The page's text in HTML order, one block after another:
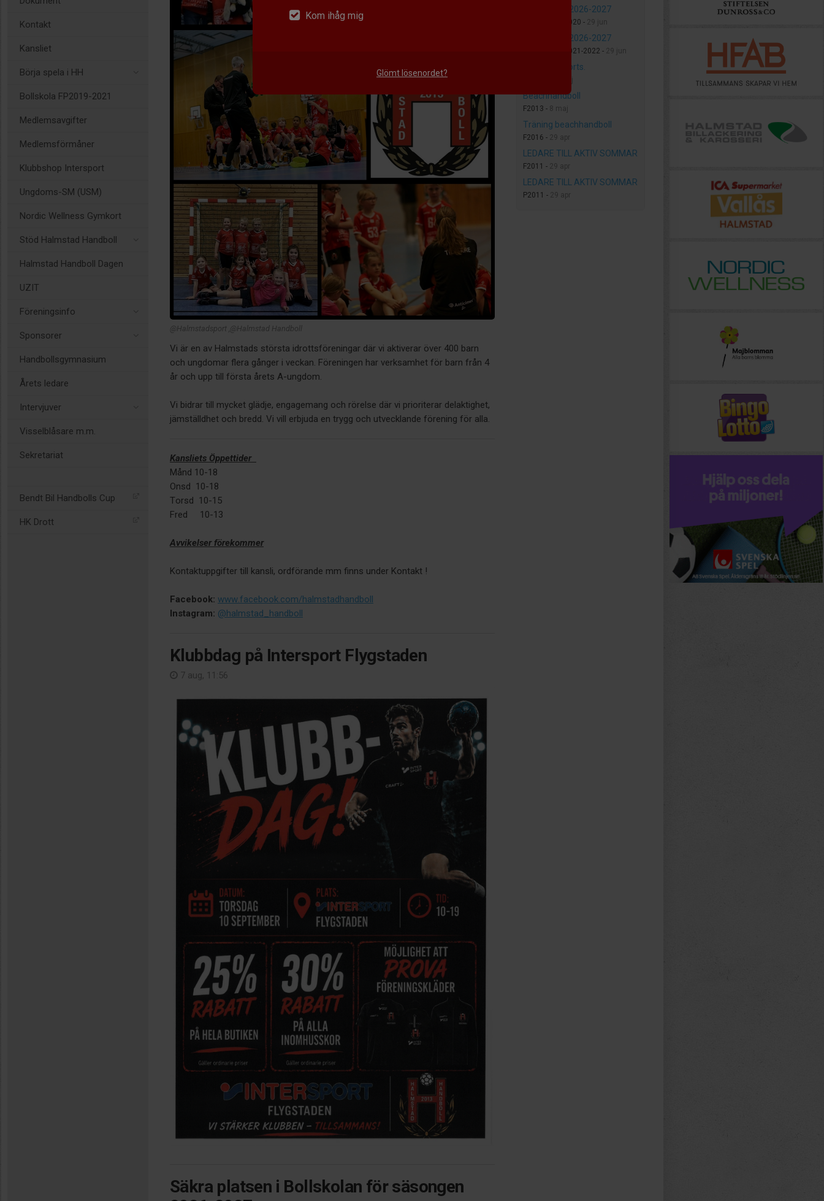
Kom ihåg mig
Glömt lösenordet?
Kontakt
Kansliet
Börja spela i HH
Bollskola FP2019-2021
Medlemsavgifter
Medlemsförmåner
Klubbshop Intersport
Ungdoms-SM (USM)
Nordic Wellness Gymkort
Stöd Halmstad Handboll
Halmstad Handboll Dagen
UZIT
Föreningsinfo
Sponsorer
Handbollsgymnasium
Årets ledare
Intervjuver
Visselblåsare m.m.
Sekretariat
Bendt Bil Handbolls Cup
HK Drott
Träningstid 2026-2027
Bollskola FP2020 - 29 jun
Träningstid 2026-2027
Bollskola FP2021-2022 - 29 jun
Saknade shorts.
Beachhandboll
F2013 - 8 maj
Träning beachhandboll
F2016 - 29 apr
LEDARE TILL AKTIV SOMMAR
F2011 - 29 apr
LEDARE TILL AKTIV SOMMAR
P2011 - 29 apr
@Halmstadsport ,@Halmstad Handboll
Vi är en av Halmstads största idrottsföreningar där vi aktiverar över 400 barn
och ungdomar flera gånger i veckan. Föreningen har verksamhet för barn från 4
år och upp till första årets A-ungdom.
Vi bidrar till mycket glädje, engagemang och rörelse där vi prioriterar delaktighet,
jämställdhet och bredd. Vi vill erbjuda en trygg och utvecklande förening för alla.
Kansliets Öppettider
Månd 10-18
Onsd 10-18
Torsd 10-15
Fred 10-13
Avvikelser förekommer
Kontaktuppgifter till kansli, ordförande mm finns under Kontakt !
Facebook: www.facebook.com/halmstadhandboll
Instagram: @halmstad_handboll
Klubbdag på Intersport Flygstaden
7 aug, 11:56
Säkra platsen i Bollskolan för säsongen